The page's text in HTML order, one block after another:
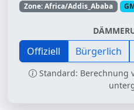
Zone: Africa/Addis_Ababa
Offiziell Bürgerlich
Standard: Berechnung